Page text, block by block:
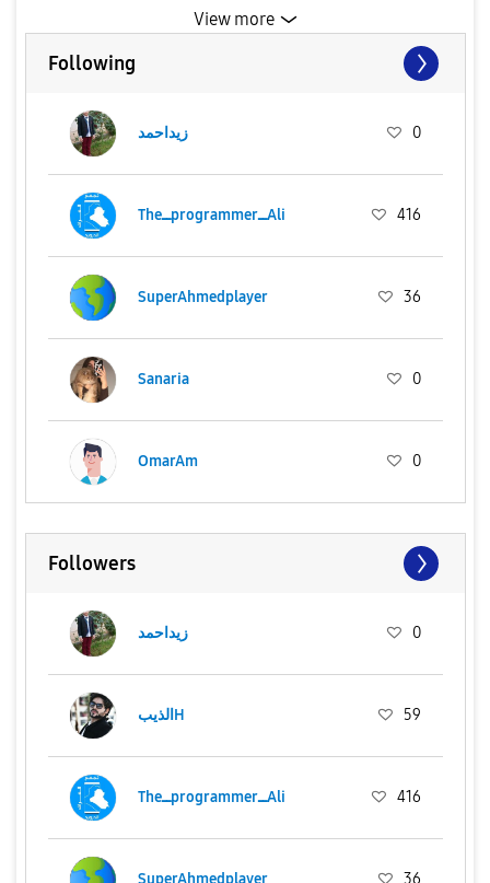
View more
Following
زيداحمد 0
TheــprogrammerــAli 416
SuperAhmedplayer 36
Sanaria 0
OmarAm 0
Followers
زيداحمد 0
الذيبH 59
TheــprogrammerــAli 416
SuperAhmedplayer 36